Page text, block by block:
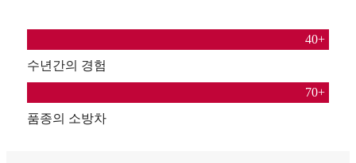
40+
수년간의 경험
70+
품종의 소방차